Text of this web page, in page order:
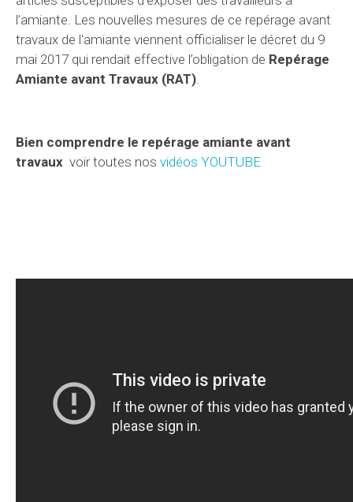
l’amiante. Les nouvelles mesures de ce repérage avant
travaux de l'amiante viennent officialiser le décret du 9
mai 2017 qui rendait effective l’obligation de Repérage
Amiante avant Travaux (RAT)
Bien comprendre le repérage amiante avant
travaux voir toutes nos vidéos YOUTUBE